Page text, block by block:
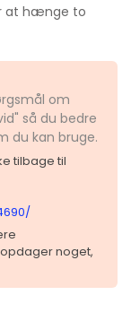
at hænge to
om
så du bedre
du kan bruge.
tilbage til
opdager noget,